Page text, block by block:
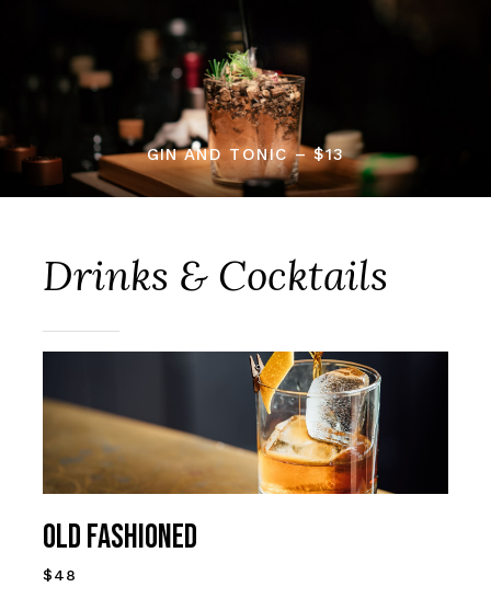
GIN AND TONIC – $13
Drinks & Cocktails
Old Fashioned
$48